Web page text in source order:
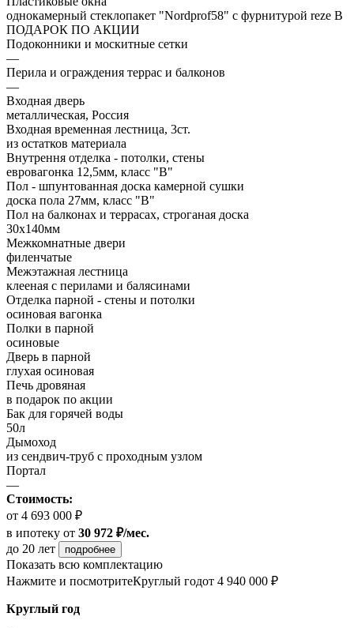
однокамерный стеклопакет "Nordprof58" с фурнитурой reze В
ПОДАРОК ПО АКЦИИ
Подоконники и москитные сетки
—
Перила и ограждения террас и балконов
—
Входная дверь
металлическая, Россия
Входная временная лестница, 3ст.
из остатков материала
Внутрення отделка - потолки, стены
евровагонка 12,5мм, класс "В"
Пол - шпунтованная доска камерной сушки
доска пола 27мм, класс "B"
Пол на балконах и террасах, строганая доска
30x140мм
Межкомнатные двери
филенчатые
Межэтажная лестница
клееная с перилами и балясинами
Отделка парной - стены и потолки
осиновая вагонка
Полки в парной
осиновые
Дверь в парной
глухая осиновая
Печь дровяная
в подарок по акции
Бак для горячей воды
50л
Дымоход
из сендвич-труб с проходным узлом
Портал
—
Стоимость:
от 4 693 000 ₽
в ипотеку от 30 972 ₽/мес.
до 20 лет
подробнее
Показать всю комплектацию
Нажмите и посмотритеКруглый годот 4 940 000 ₽
Круглый год